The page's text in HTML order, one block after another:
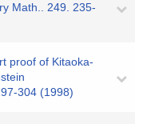
Math.. 249. 235-
proof of Kitaoka-
304 (1998)